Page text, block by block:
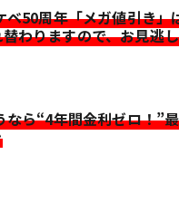
ベ50周年「メガ値引き」
わりますので、お見逃
なら“4年間金利ゼロ！”